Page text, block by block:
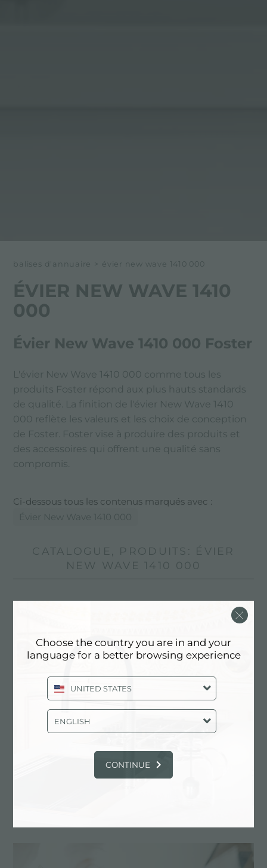
balises d'annuaire > évier new wave 1410 000
ÉVIER NEW WAVE 1410
000
Évier New Wave 1410 000 Foster
L'évier New Wave 1410 000 comme tous les
produits Foster répond aux plus hauts standards
de qualité. La finition de l'évier New Wave 1410
000 reflète les valeurs et les choix de conception
de Foster. Foster vise à produire des produits et
des accessoires qui offrent une qualité sans
compromis.
Ci-dessous tous les contenus marqués avec :
Évier New Wave 1410 000
CATALOGUE, PRODUITS: ÉVIER
NEW WAVE 1410 000
Choose the country you are in and your
language for a better browsing experience
UNITED STATES
ENGLISH
CONTINUE